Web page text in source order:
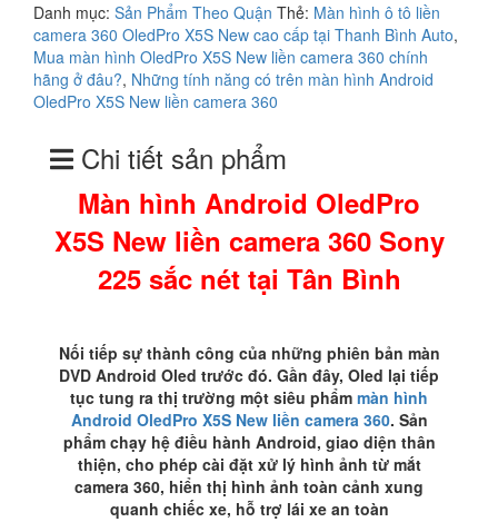
OledPro
X5S
New
liền
camera
Sony
225
Danh mục: Sản Phẩm Theo Quận Thẻ: Màn hình ô tô liền
camera 360 OledPro X5S New cao cấp tại Thanh Bình Auto,
Mua màn hình OledPro X5S New liền camera 360 chính
hãng ở đâu?, Những tính năng có trên màn hình Android
OledPro X5S New liền camera 360
Chi tiết sản phẩm
Màn hình Android OledPro
X5S New liền camera 360 Sony
225 sắc nét tại Tân Bình
Nối tiếp sự thành công của những phiên bản màn
DVD Android Oled trước đó. Gần đây, Oled lại tiếp
tục tung ra thị trường một siêu phẩm màn hình
Android OledPro X5S New liền camera 360. Sản
phẩm chạy hệ điều hành Android, giao diện thân
thiện, cho phép cài đặt xử lý hình ảnh từ mắt
camera 360, hiển thị hình ảnh toàn cảnh xung
quanh chiếc xe, hỗ trợ lái xe an toàn